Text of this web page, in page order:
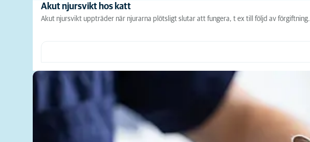
Akut njursvikt hos katt
Akut njursvikt uppträder när njurarna plötsligt slutar att fungera, t ex till följd av förgiftning.